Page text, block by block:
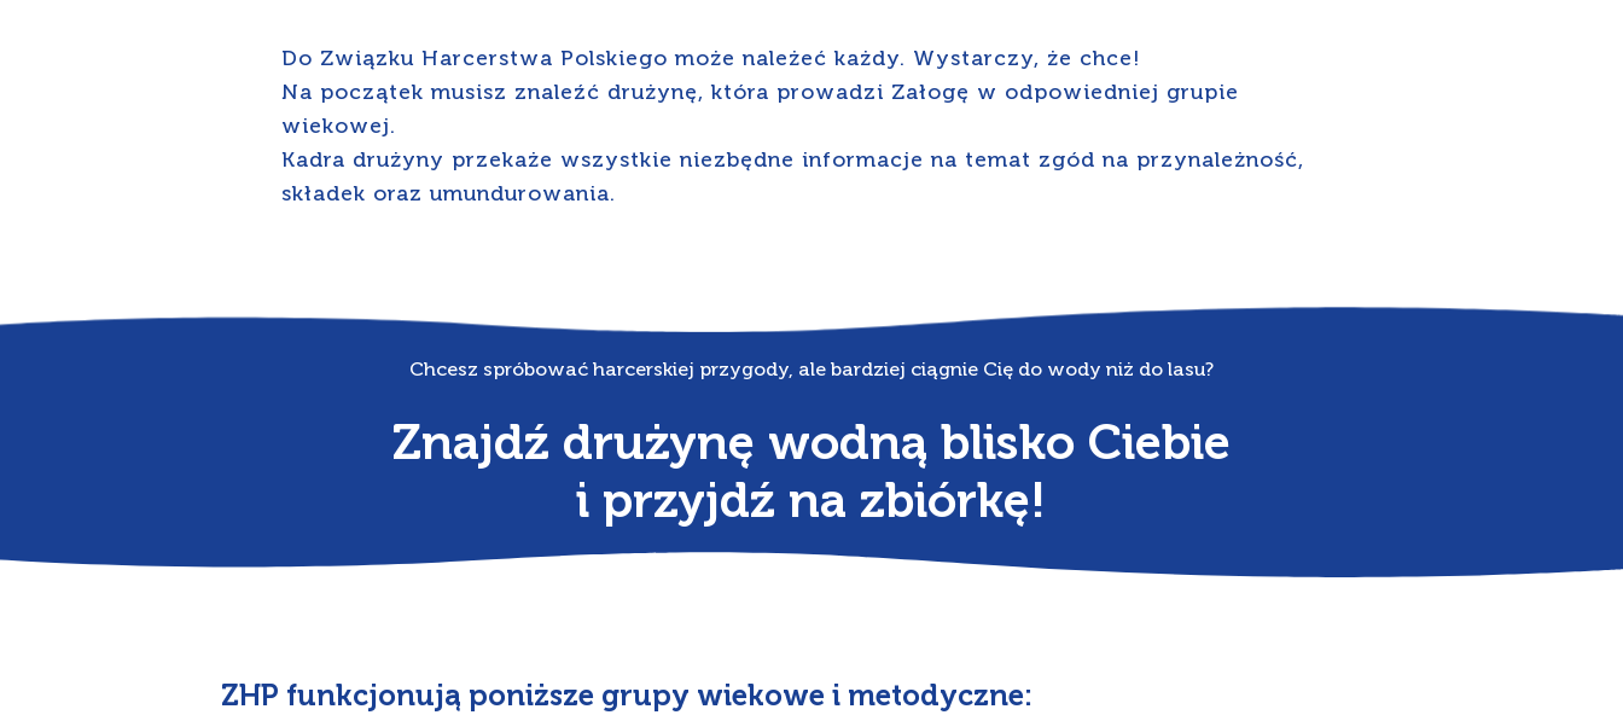
Do Związku Harcerstwa Polskiego może należeć każdy. Wystarczy, że chce!
Na początek musisz znaleźć drużynę, która prowadzi Załogę w odpowiedniej grupie
wiekowej.
Kadra drużyny przekaże wszystkie niezbędne informacje na temat zgód na przynależność,
składek oraz umundurowania.
Chcesz spróbować harcerskiej przygody, ale bardziej ciągnie Cię do wody niż do lasu?
Znajdź drużynę wodną blisko Ciebie
i przyjdź na zbiórkę!
ZHP funkcjonują poniższe grupy wiekowe i metodyczne: